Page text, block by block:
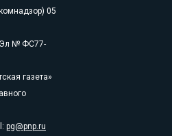
05
Эл № ФС77-
газета»
pg@pnp.ru